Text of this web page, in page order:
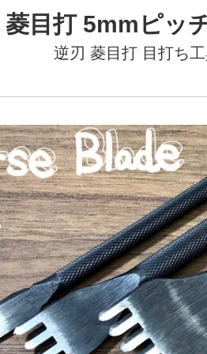
菱目打 5mmピッ
逆刃 菱目打 目打ち